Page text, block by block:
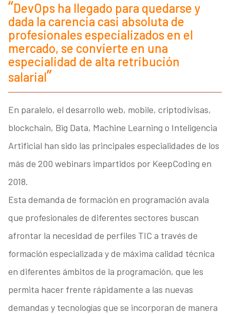
DevOps ha llegado para quedarse y
dada la carencia casi absoluta de
profesionales especializados en el
mercado, se convierte en una
especialidad de alta retribución
salarial
En paralelo, el desarrollo web, mobile, criptodivisas,
blockchain, Big Data, Machine Learning o Inteligencia
Artificial han sido las principales especialidades de los
más de 200 webinars impartidos por KeepCoding en
2018.
Esta demanda de formación en programación avala
que profesionales de diferentes sectores buscan
afrontar la necesidad de perfiles TIC a través de
formación especializada y de máxima calidad técnica
en diferentes ámbitos de la programación, que les
permita hacer frente rápidamente a las nuevas
demandas y tecnologías que se incorporan de manera